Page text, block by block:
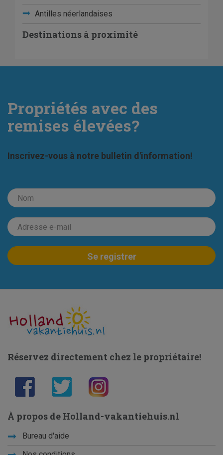
Antilles néerlandaises
Destinations à proximité
Propriétés avec des
remises élevées?
Inscrivez-vous à notre bulletin d'information!
Réservez directement chez le propriétaire!
À propos de Holland-vakantiehuis.nl
Bureau d'aide